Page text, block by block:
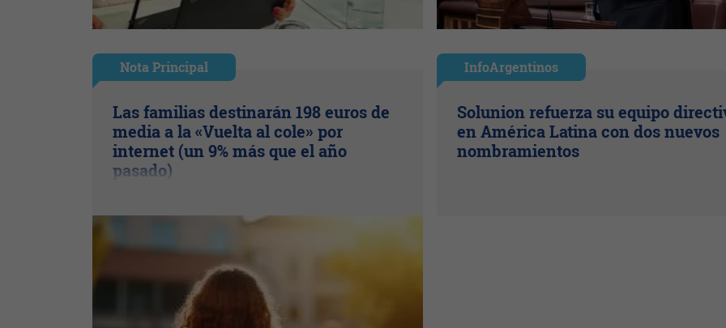
Nota Principal
Las familias destinarán 198 euros de
media a la «Vuelta al cole» por
internet (un 9% más que el año
pasado)
InfoArgentinos
Solunion refuerza su equipo
en América Latina con dos nuevos
nombramientos